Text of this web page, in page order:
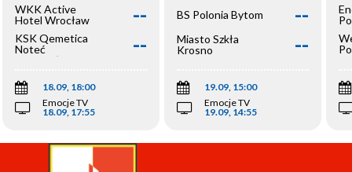
WKK Active
Hotel Wrocław
--
KSK Qemetica
Noteć
Inowrocław
--
18.09, 18:00
Emocje TV
18.09, 17:55
BS Polonia Bytom --
Miasto Szkła
Krosno
--
19.09, 15:00
Emocje TV
19.09, 14:55